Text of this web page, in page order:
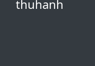
thuhanh